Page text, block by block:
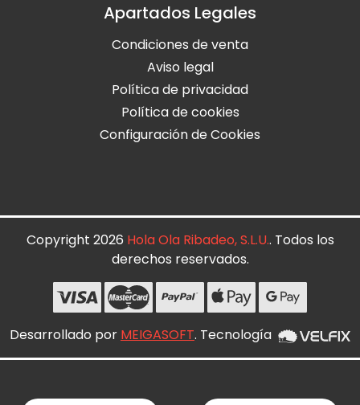
Apartados Legales
Condiciones de venta
Aviso legal
Política de privacidad
Política de cookies
Configuración de Cookies
Copyright 2026 Hola Ola Ribadeo, S.L.U.. Todos los
derechos reservados.
Desarrollado por MEIGASOFT. Tecnología